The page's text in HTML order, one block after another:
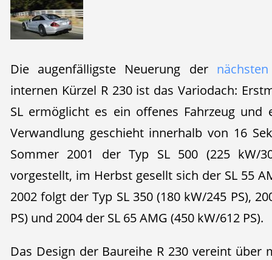
Die augenfälligste Neuerung der
internen Kürzel R 230 ist das Variodach:
SL ermöglicht es ein offenes Fahrzeug
Verwandlung geschieht innerhalb von 16
Sommer 2001 der Typ SL 500 (225 kW/
vorgestellt, im Herbst gesellt sich der SL 55
2002 folgt der Typ SL 350 (180 kW/245 PS),
PS) und 2004 der SL 65 AMG (450 kW/612 PS).
Das Design der Baureihe R 230 vereint über